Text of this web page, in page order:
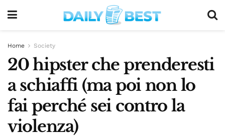
Home Society
20 hipster che prenderesti
a schiaffi (ma poi non lo
fai perché sei contro la
violenza)